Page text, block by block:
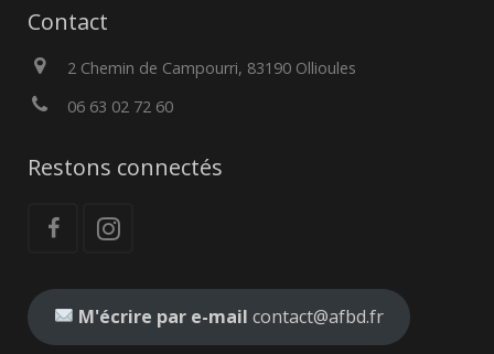
Contact
2 Chemin de Campourri, 83190 Ollioules
06 63 02 72 60
Restons connectés
M'écrire par e-mail contact@afbd.fr